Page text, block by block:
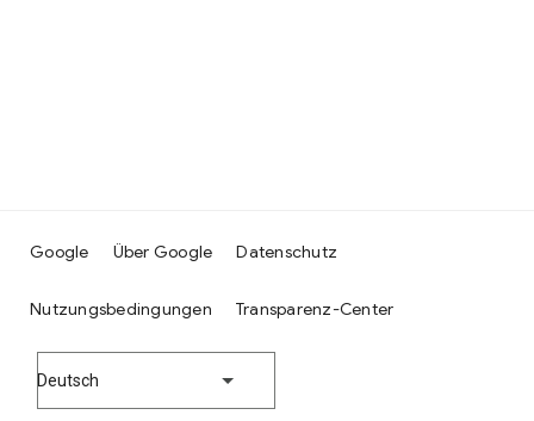
Google Über Google Datenschutz
Nutzungsbedingungen Transparenz-Center
Deutsch